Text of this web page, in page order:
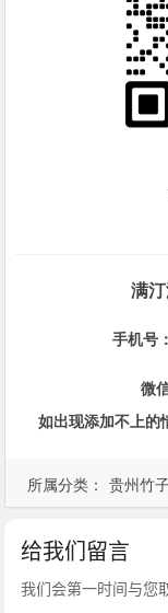
所属分类： 贵州竹
满
手机号：
微
如出现添加不上的